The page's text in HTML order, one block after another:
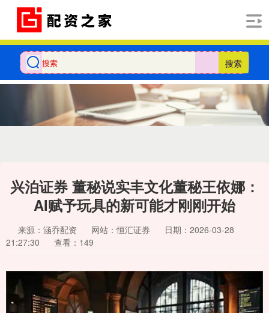
搜索
兴泊证券 董秘说实丰文化董秘王依娜：
AI赋予玩具的新可能才刚刚开始
来源：涵乔配资 网站：恒汇证券
日期：2026-03-28
21:27:30
查看：149